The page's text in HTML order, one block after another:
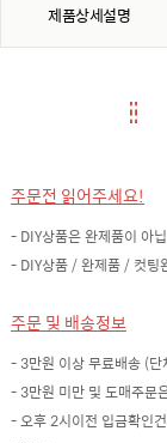
제품상세설명
주문전 읽어주세요!
- DIY상품은 완제품이 아
- DIY상품 / 완제품 / 컷팅
주문 및 배송정보
- 3만원 이상 무료배송 (
- 3만원 미만 및 도매주문
- 오후 2시이전 입금확인